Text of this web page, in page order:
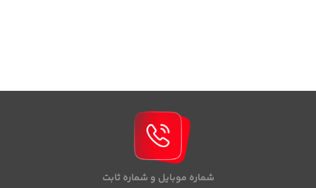
شماره موبایل و شماره ثابت